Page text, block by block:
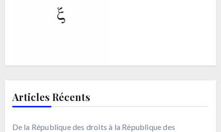
Articles Récents
De la République des droits à la République des